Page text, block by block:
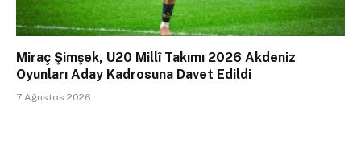
Miraç Şimşek, U20 Millî Takımı 2026 Akdeniz
Oyunları Aday Kadrosuna Davet Edildi
7 Ağustos 2026